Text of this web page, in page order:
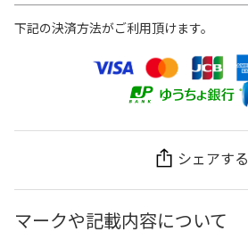
下記の決済方法がご利用頂けます。
シェアする
マークや記載内容について